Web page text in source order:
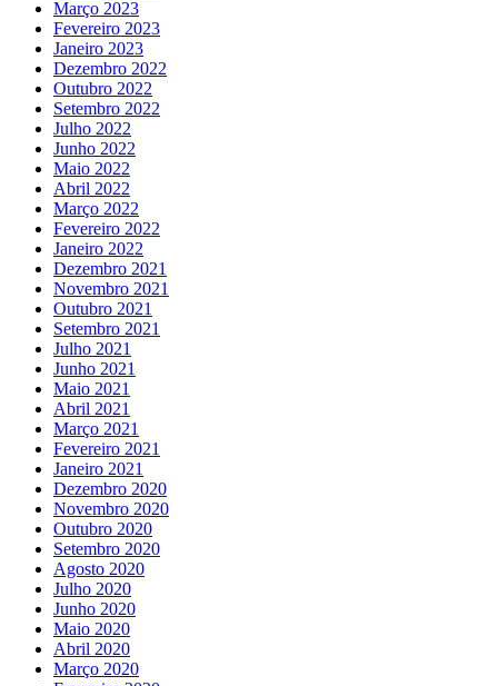
Março 2023
Fevereiro 2023
Janeiro 2023
Dezembro 2022
Outubro 2022
Setembro 2022
Julho 2022
Junho 2022
Maio 2022
Abril 2022
Março 2022
Fevereiro 2022
Janeiro 2022
Dezembro 2021
Novembro 2021
Outubro 2021
Setembro 2021
Julho 2021
Junho 2021
Maio 2021
Abril 2021
Março 2021
Fevereiro 2021
Janeiro 2021
Dezembro 2020
Novembro 2020
Outubro 2020
Setembro 2020
Agosto 2020
Julho 2020
Junho 2020
Maio 2020
Abril 2020
Março 2020